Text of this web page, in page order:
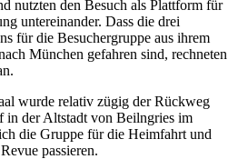
nutzten den Besuch als Plattform für
untereinander. Dass die drei
für die Besuchergruppe aus ihrem
München gefahren sind, rechneten
wurde relativ zügig der Rückweg
in der Altstadt von Beilngries im
die Gruppe für die Heimfahrt und
passieren.